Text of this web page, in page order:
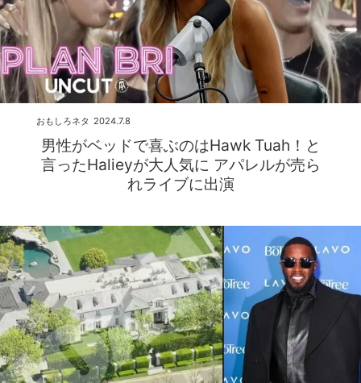
おもしろネタ 2024.7.8
男性がベッドで喜ぶのはHawk Tuah！と
言ったHalieyが大人気に アパレルが売ら
れライブに出演